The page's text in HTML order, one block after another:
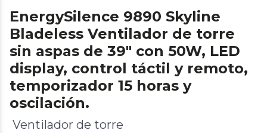
EnergySilence 9890 Skyline
Bladeless Ventilador de torre
sin aspas de 39" con 50W, LED
display, control táctil y remoto,
temporizador 15 horas y
oscilación.
Ventilador de torre